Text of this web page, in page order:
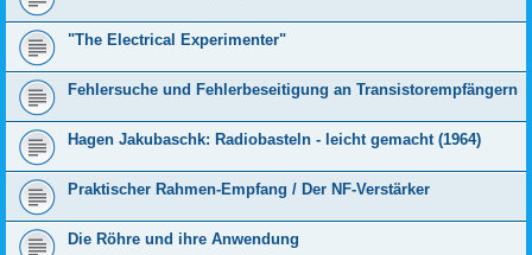
"The Electrical Experimenter"
Fehlersuche und Fehlerbeseitigung an Transistorempfängern
Hagen Jakubaschk: Radiobasteln - leicht gemacht (1964)
Praktischer Rahmen-Empfang / Der NF-Verstärker
Die Röhre und ihre Anwendung